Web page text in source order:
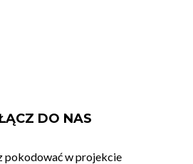
DO NAS
pokodować w projekcie